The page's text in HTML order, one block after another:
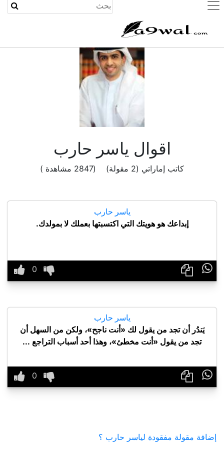
(current)
اقوال ياسر حارب
كاتب إماراتي (2 مقولة) (2847 مشاهدة )
ياسر حارب
إبداعك هو هويتك التي اكتسبتها بعملك لا بمولدك.

ياسر حارب
يَندُر أن تجد من يقول لك «أنت ناجح»، ولكن من السهل أن
تجد من يقول «أنت مخطئ»، وهذا أحد أسباب التراجع ...

إضافة مقولة مفقودة لياسر حارب ؟